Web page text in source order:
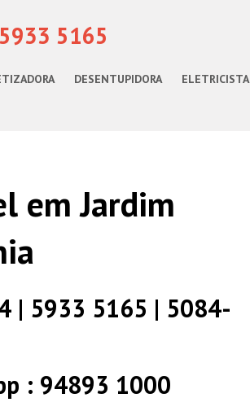
5165
DESENTUPIDORA ELETRICISTA
em Jardim
| 5933 5165 | 5084-
: 94893 1000